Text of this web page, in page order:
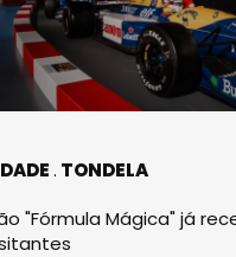
TONDELA
"Fórmula Mágica" já